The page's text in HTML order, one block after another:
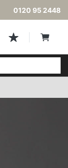
0120 95 2448